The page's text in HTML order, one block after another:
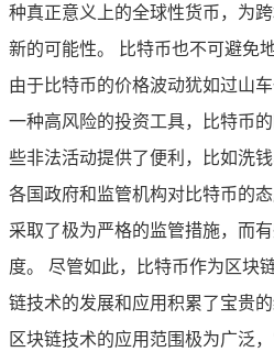
种真正意义上的全球性货币，为
新的可能性。 比特币也不可避免
由于比特币的价格波动犹如过山
一种高风险的投资工具，比特币
些非法活动提供了便利，比如洗
各国政府和监管机构对比特币的
采取了极为严格的监管措施，而
度。 尽管如此，比特币作为区块
链技术的发展和应用积累了宝贵
区块链技术的应用范围极为广泛